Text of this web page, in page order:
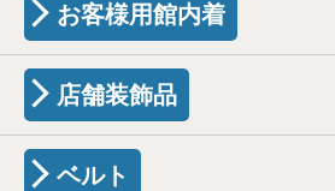
お客様用館内着
店舗装飾品
ベルト